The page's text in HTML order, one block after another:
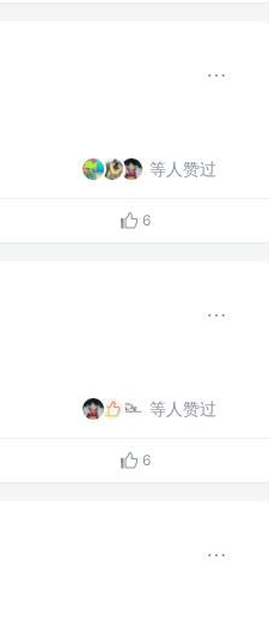
等人赞过
6
等人赞过
6